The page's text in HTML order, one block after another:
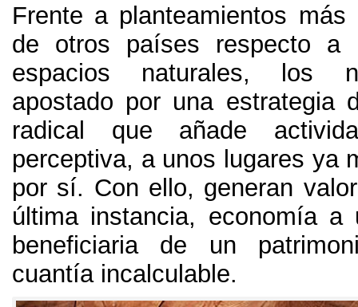
Frente a planteamientos más
de otros países respecto a
espacios naturales, los
apostado por una estrategia
radical que añade
perceptiva, a unos lugares ya
por sí. Con ello, generan
última instancia, economía a
beneficiaria de un
cuantía incalculable.